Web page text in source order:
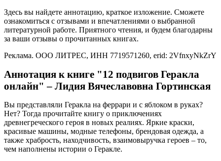
Здесь вы найдете аннотацию, краткое изложение. Сможете
ознакомиться с отзывами и впечатлениями о выбранной
литературной работе. Приятного чтения, и будем благодарны
за ваши отзывы о прочитанных книгах.
Реклама. ООО ЛИТРЕС, ИНН 7719571260, erid: 2VfnxyNkZrY
Аннотация к книге "12 подвигов Геракла
онлайн" – Лидия Вячеславовна Гортинская
Вы представляли Геракла на феррари и с яблоком в руках?
Нет? Тогда прочитайте книгу о приключениях
древнегреческого героя в новых реалиях. Яркие краски,
красивые машины, модные телефоны, брендовая одежда, а
также храбрость, находчивость, взаимовыручка героев – то,
чем наполнены истории о Геракле.